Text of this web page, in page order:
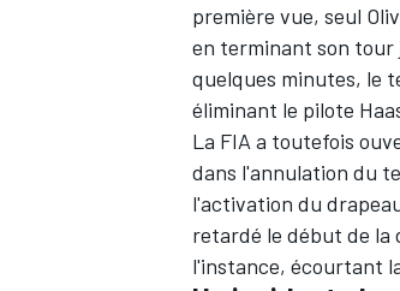
première vue, seul
en terminant son tour
quelques minutes, le
éliminant le pilote
La FIA a toutefois
dans l'annulation du
l'activation du
retardé le début de la
l'instance, écourtant